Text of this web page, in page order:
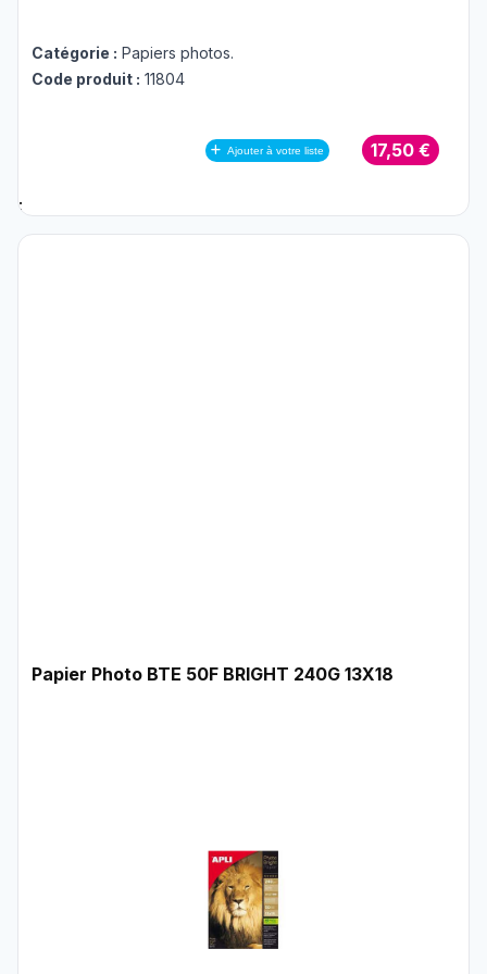
Catégorie : Papiers photos.
Code produit : 11804
Ajouter à votre liste 17,50 €
;
Papier Photo BTE 50F BRIGHT 240G 13X18